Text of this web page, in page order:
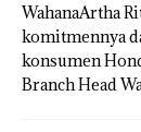
WahanaArtha
komitmennya
konsumen
Branch Head